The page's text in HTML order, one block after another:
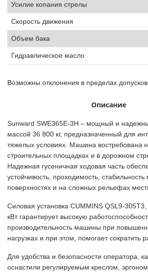
Усилие копания стрелы
Скорость движения
Объем бака
Гидравлическое масло
Возможны отклонения в пределах
Описание
Sunward SWE365E-3H – мощный и
массой 36 800 кг, предназначенный для
тяжелых условиях. Машина востребована
строительных площадках и в дорожном
Надежная гусеничная ходовая часть
устойчивость, проходимость,
поверхностях и на сложных рельефах
Силовая установка CUMMINS QSL9-
кВт гарантирует высокую
производительность машины при
нагрузках и при этом, помогает сократить
Для удобства и безопасности оператора,
оснастили регулируемым креслом,